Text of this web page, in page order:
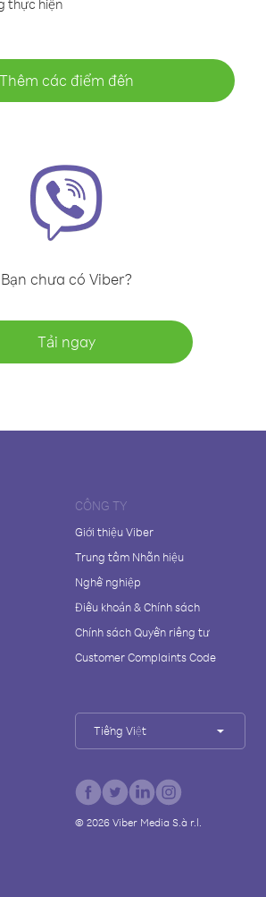
thực hiện
Thêm các điểm đến
Bạn chưa có Viber?
Tải ngay
CÔNG TY
Giới thiệu Viber
Trung tâm Nhãn hiệu
Nghề nghiệp
Điều khoản & Chính sách
Chính sách Quyền riêng tư
Customer Complaints Code
Tiếng Việt
© 2026Viber Media S.à r.l.